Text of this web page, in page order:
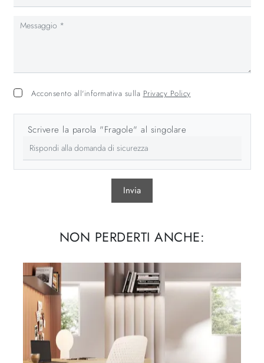
Acconsento all'informativa sulla Privacy Policy
Scrivere la parola "Fragole" al singolare
Invia
NON PERDERTI ANCHE: